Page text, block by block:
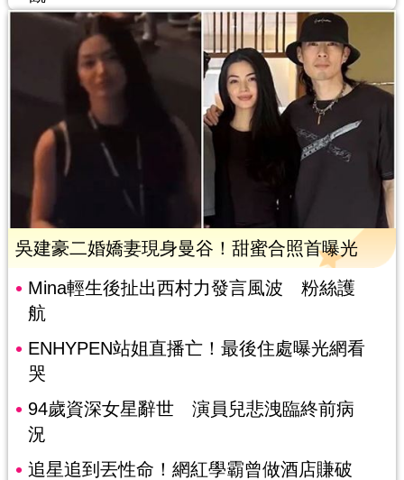
吳建豪二婚嬌妻現身曼谷！甜蜜合照首曝光
Mina輕生後扯出西村力發言風波 粉絲護
航
ENHYPEN站姐直播亡！最後住處曝光網看
哭
94歲資深女星辭世 演員兒悲洩臨終前病
況
追星追到丟性命！網紅學霸曾做酒店賺破